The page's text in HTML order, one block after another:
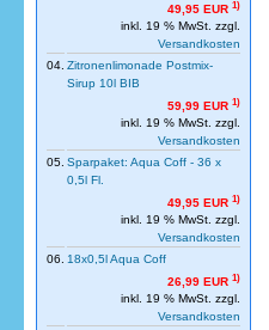
49,95 EUR 1)
inkl. 19 % MwSt. zzgl.
Versandkosten
04. Zitronenlimonade Postmix-
Sirup 10l BIB
59,99 EUR 1)
inkl. 19 % MwSt. zzgl.
Versandkosten
05. Sparpaket: Aqua Coff - 36 x
0,5l Fl.
49,95 EUR 1)
inkl. 19 % MwSt. zzgl.
Versandkosten
06. 18x0,5l Aqua Coff
26,99 EUR 1)
inkl. 19 % MwSt. zzgl.
Versandkosten